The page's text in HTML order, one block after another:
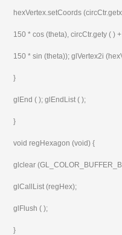
hexVertex.setCoords
150 * cos (theta), circCtr.gety ( ) +
150 * sin (theta)); glVertex2i
}
glEnd ( ); glEndList ( );
}
void regHexagon (void) {
glclear
glCallList (regHex);
glFlush ( );
}